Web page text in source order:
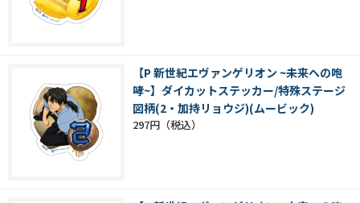
【P 新世紀エヴァンゲリオン ~未来への咆
哮~】ダイカットステッカー/特殊ステージ
図柄(2・加持リョウジ)(ムービック)
297円